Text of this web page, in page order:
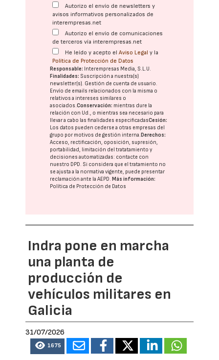
Autorizo el envío de newsletters y
avisos informativos personalizados de
interempresas.net
Autorizo el envío de comunicaciones
de terceros vía interempresas.net
He leído y acepto elAviso Legal y la
Política de Protección de Datos
Responsable: Interempresas Media, S.L.U.
Finalidades: Suscripción a nuestra(s)
newsletter(s). Gestión de cuenta de usuario.
Envío de emails relacionados con la misma o
relativos a intereses similares o
asociados.Conservación: mientras dure la
relación con Ud., o mientras sea necesario para
llevar a cabo las finalidades especificadasCesión:
Los datos pueden cederse a otras empresas del
grupo por motivos de gestión interna.Derechos:
Acceso, rectificación, oposición, supresión,
portabilidad, limitación del tratatamiento y
decisiones automatizadas: contacte con
nuestro DPD. Si considera que el tratamiento no
se ajusta a la normativa vigente, puede presentar
reclamación ante laAEPD.Más información:
Política de Protección de Datos
Indra pone en marcha
una planta de
producción de
vehículos militares en
Galicia
31/07/2026
1675